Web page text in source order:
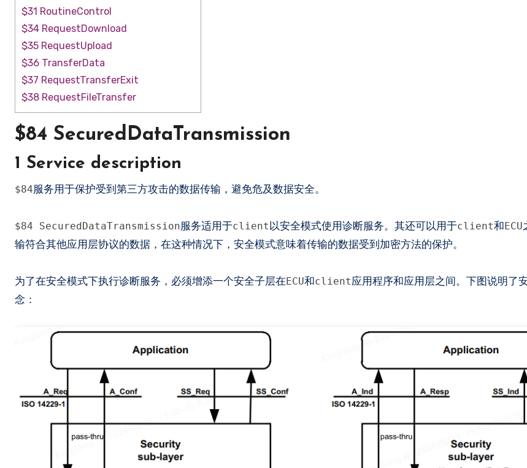
$31 RoutineControl
$34 RequestDownload
$35 RequestUpload
$36 TransferData
$37 RequestTransferExit
$38 RequestFileTransfer
$84 SecuredDataTransmission
1 Service description
$84服务用于保护受到第三方攻击的数据传输，避免危及数据安全。
$84 SecuredDataTransmission服务适用于client以安全模式使用诊断服务。其还可以用于client和ECU
输符合其他应用层协议的数据，在这种情况下，安全模式意味着传输的数据受到加密方法的保护。
为了在安全模式下执行诊断服务，必须增添一个安全子层在ECU和client应用程序和应用层之间。下图说明了
念：